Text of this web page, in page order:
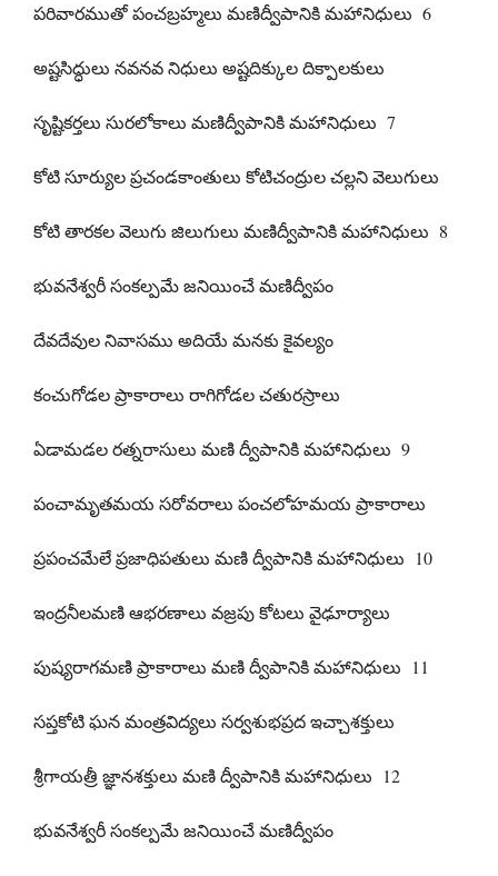
పరివారముతో పంచబ్రహ్మలు మణిద్వీపానికి మహానిధులు 6
అష్టసిద్ధులు నవనవ నిధులు అష్టదిక్కుల దిక్పాలకులు
సృష్టికర్తలు సురలోకాలు మణిద్వీపానికి మహానిధులు 7
కోటి సూర్యుల ప్రచండకాంతులు కోటిచంద్రుల చల్లని వెలుగులు
కోటి తారకల వెలుగు జిలుగులు మణిద్వీపానికి మహానిధులు 8
భువనేశ్వరీ సంకల్పమే జనియించే మణిద్వీపం
దేవదేవుల నివాసము అదియే మనకు కైవల్యం
కంచుగోడల ప్రాకారాలు రాగిగోడల చతురస్రాలు
ఏడామడల రత్నరాసులు మణి ద్వీపానికి మహానిధులు 9
పంచామృతమయ సరోవరాలు పంచలోహమయ ప్రాకారాలు
ప్రపంచమేలే ప్రజాధిపతులు మణి ద్వీపానికి మహానిధులు 10
ఇంద్రనీలమణి ఆభరణాలు వజ్రపు కోటలు వైఢూర్యాలు
పుష్యరాగమణి ప్రాకారాలు మణి ద్వీపానికి మహానిధులు 11
సప్తకోటి ఘన మంత్రవిద్యలు సర్వశుభప్రద ఇచ్చాశక్తులు
శ్రీగాయత్రీ జ్ఞానశక్తులు మణి ద్వీపానికి మహానిధులు 12
భువనేశ్వరీ సంకల్పమే జనియించే మణిద్వీపం